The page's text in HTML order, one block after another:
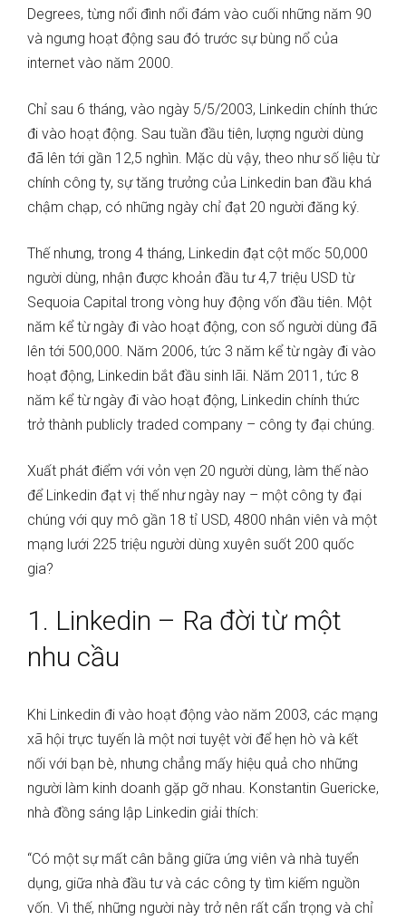
Degrees, từng nổi đình nổi đám vào cuối những năm 90
và ngưng hoạt động sau đó trước sự bùng nổ của
internet vào năm 2000.
Chỉ sau 6 tháng, vào ngày 5/5/2003, Linkedin chính thức
đi vào hoạt động. Sau tuần đầu tiên, lượng người dùng
đã lên tới gần 12,5 nghìn. Mặc dù vậy, theo như số liệu từ
chính công ty, sự tăng trưởng của Linkedin ban đầu khá
chậm chạp, có những ngày chỉ đạt 20 người đăng ký.
Thế nhưng, trong 4 tháng, Linkedin đạt cột mốc 50,000
người dùng, nhận được khoản đầu tư 4,7 triệu USD từ
Sequoia Capital trong vòng huy động vốn đầu tiên. Một
năm kể từ ngày đi vào hoạt động, con số người dùng đã
lên tới 500,000. Năm 2006, tức 3 năm kể từ ngày đi vào
hoạt động, Linkedin bắt đầu sinh lãi. Năm 2011, tức 8
năm kể từ ngày đi vào hoạt động, Linkedin chính thức
trở thành publicly traded company – công ty đại chúng.
Xuất phát điểm với vỏn vẹn 20 người dùng, làm thế nào
để Linkedin đạt vị thế như ngày nay – một công ty đại
chúng với quy mô gần 18 tỉ USD, 4800 nhân viên và một
mạng lưới 225 triệu người dùng xuyên suốt 200 quốc
gia?
1. Linkedin – Ra đời từ một
nhu cầu
Khi Linkedin đi vào hoạt động vào năm 2003, các mạng
xã hội trực tuyến là một nơi tuyệt vời để hẹn hò và kết
nối với bạn bè, nhưng chẳng mấy hiệu quả cho những
người làm kinh doanh gặp gỡ nhau. Konstantin Guericke,
nhà đồng sáng lập Linkedin giải thích:
“Có một sự mất cân bằng giữa ứng viên và nhà tuyển
dụng, giữa nhà đầu tư và các công ty tìm kiếm nguồn
vốn. Vì thế, những người này trở nên rất cẩn trọng và chỉ